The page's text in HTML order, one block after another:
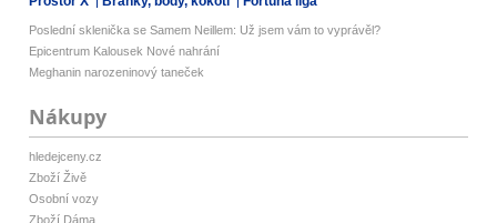
Poslední sklenička se Samem Neillem: Už jsem vám to vyprávěl?
Epicentrum Kalousek Nové nahrání
Meghanin narozeninový taneček
Nákupy
hledejceny.cz
Zboží Živě
Osobní vozy
Zboží Dáma